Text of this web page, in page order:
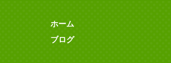
ホーム
ブログ